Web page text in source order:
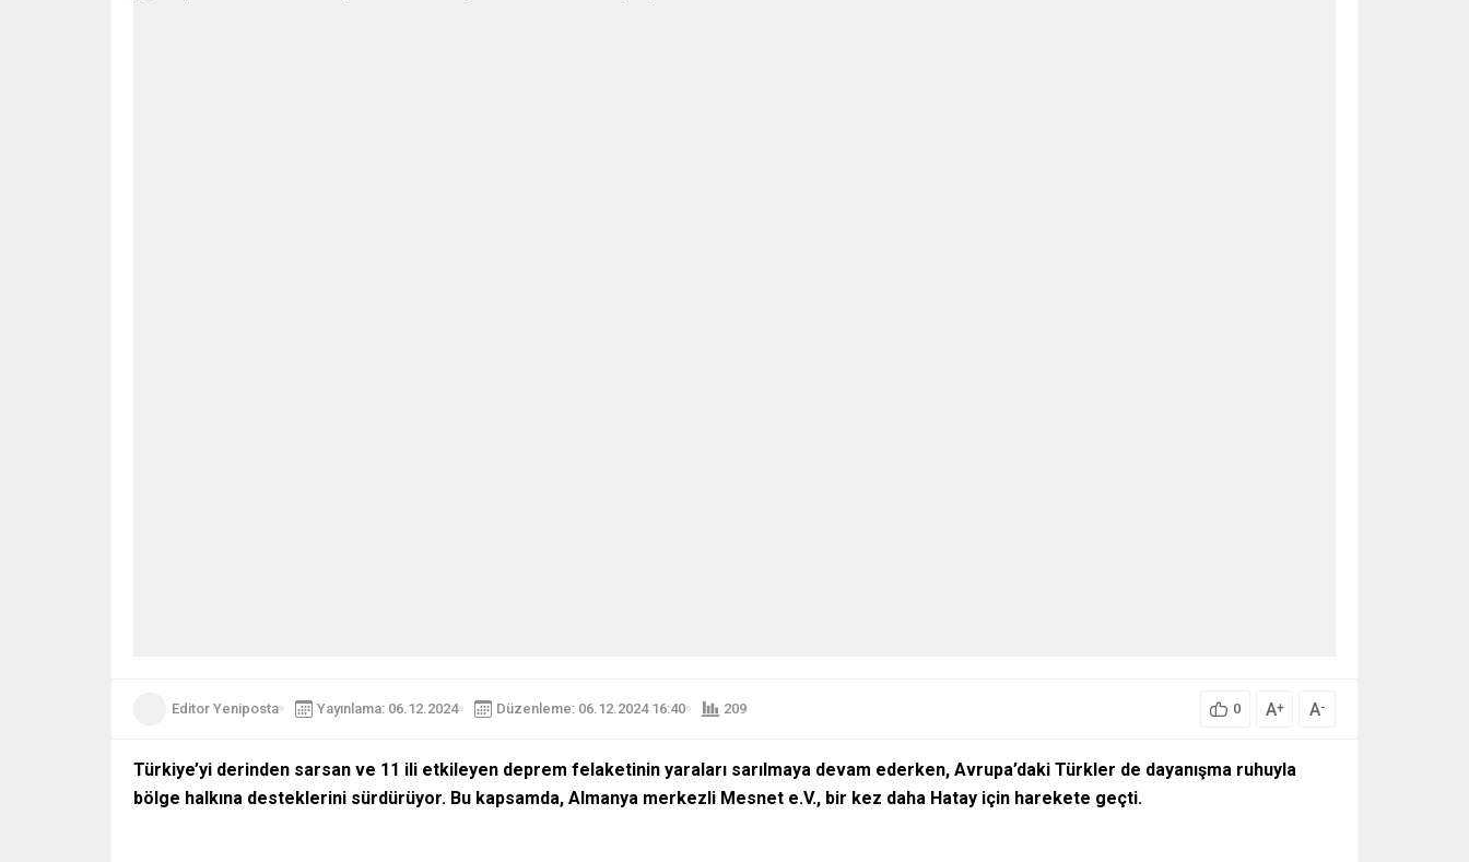
Editor Yeniposta Yayınlama: 06.12.2024 Düzenleme: 06.12.2024 16:40 209 0 A+ A-
Türkiye’yi derinden sarsan ve 11 ili etkileyen deprem felaketinin yaraları sarılmaya devam ederken, Avrupa’daki Türkler de dayanışma ruhuyla
bölge halkına desteklerini sürdürüyor. Bu kapsamda, Almanya merkezli Mesnet e.V., bir kez daha Hatay için harekete geçti.